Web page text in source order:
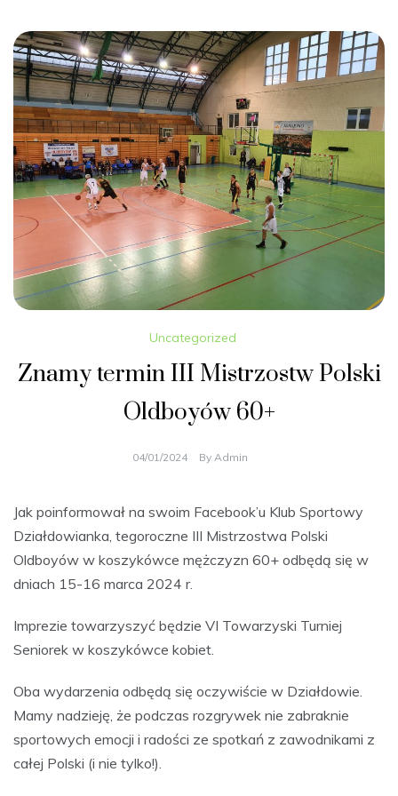
Uncategorized
Znamy termin III Mistrzostw Polski
Oldboyów 60+
04/01/2024 By Admin
Jak poinformował na swoim Facebook’u Klub Sportowy
Działdowianka, tegoroczne III Mistrzostwa Polski
Oldboyów w koszykówce mężczyzn 60+ odbędą się w
dniach 15-16 marca 2024 r.
Imprezie towarzyszyć będzie VI Towarzyski Turniej
Seniorek w koszykówce kobiet.
Oba wydarzenia odbędą się oczywiście w Działdowie.
Mamy nadzieję, że podczas rozgrywek nie zabraknie
sportowych emocji i radości ze spotkań z zawodnikami z
całej Polski (i nie tylko!).